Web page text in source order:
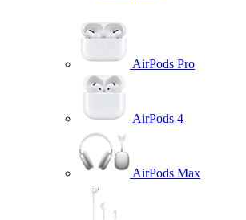
AirPods Pro
AirPods 4
AirPods Max